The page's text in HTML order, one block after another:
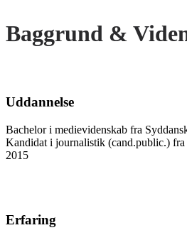
Baggrund &
Uddannelse
Bachelor i medievidenskab fra
Kandidat i journalistik (cand.public.)
2015
Erfaring